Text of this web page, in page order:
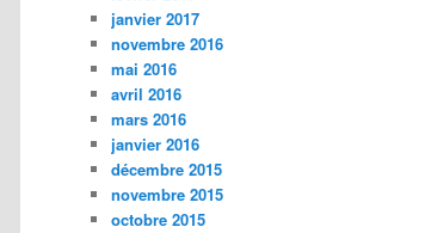
janvier 2017
novembre 2016
mai 2016
avril 2016
mars 2016
janvier 2016
décembre 2015
novembre 2015
octobre 2015